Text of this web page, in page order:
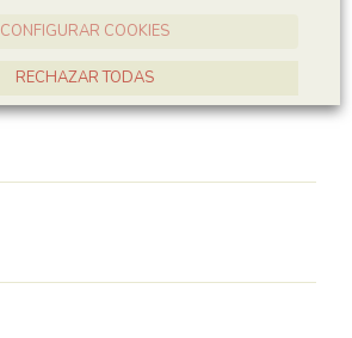
Familia
Macrosemiidae
CONFIGURAR COOKIES
RECHAZAR TODAS
ACCEPTAR TOTES